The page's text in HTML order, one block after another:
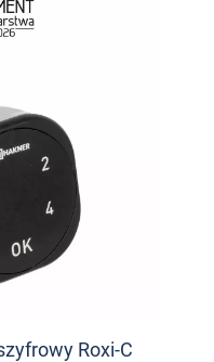
Roxi-C